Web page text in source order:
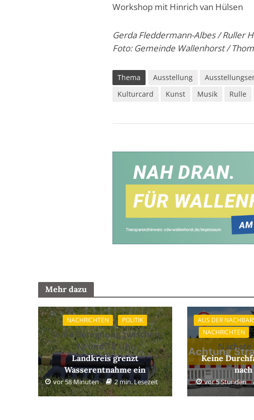
Workshop mit Hinrich van Hülsen
Gerda Fleddermann-Albes / Ruller
Foto: Gemeinde Wallenhorst /
Thema Ausstellung
Kulturcard
Kunst Musik Rulle
Mehr dazu
NACHRICHTEN POLITIK
Keine Beregnung zwischen
12 und 18 Uhr
Landkreis grenzt
Wasserentnahme ein
vor 58 Minuten 2 min. Lesezeit
AUS DER
NACHRICHTEN
Keine
vor 5 Stunden